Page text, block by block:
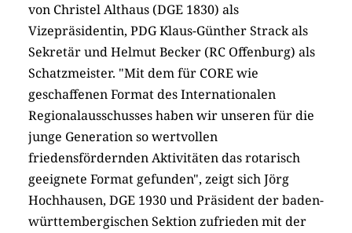
von Christel Althaus (DGE 1830) als
Vizepräsidentin, PDG Klaus-Günther Strack als
Sekretär und Helmut Becker (RC Offenburg) als
Schatzmeister. "Mit dem für CORE wie
geschaffenen Format des Internationalen
Regionalausschusses haben wirunseren für die
junge Generation so wertvollen
friedensfördernden Aktivitätendasrotarisch
geeignete Format gefunden", zeigt sich Jörg
Hochhausen, DGE 1930 undPräsident derbaden-
württembergischen Sektionzufriedenmit der